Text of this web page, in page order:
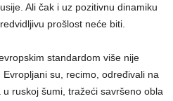
Ali čak i uz pozitivnu dinamiku
prošlost neće biti.
standardom više nije
su, recimo, određivali na
ruskoj šumi, tražeći savršeno obla